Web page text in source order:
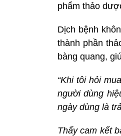
phẩm thảo
Dịch bệnh
thành phần
bàng quang,
“Khi tôi hỏi
người dùng
ngày dùng là
Thấy cam kết